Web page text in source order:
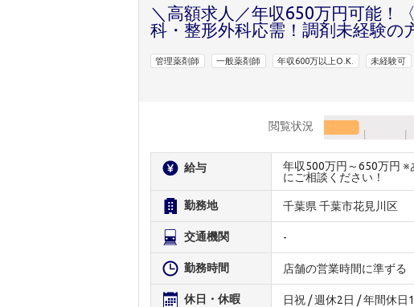
＼高額求人／年収650万円可能！
科・整形外科応需！調剤未経験
管理薬剤師 一般薬剤師 年収600万以上O.K. 未経験可
閲覧状況
給与
年収500万円～650万円 ※
にご相談ください！
勤務地 千葉県 千葉市花見川区
交通機関 -
勤務時間 店舗の営業時間に準ずる
休日・休暇 日祝 / 週休2日 / 年間休日